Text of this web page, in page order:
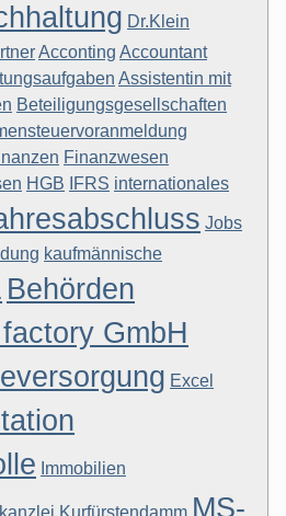
Dr.Klein
Acconting Accountant
Assistentin mit
Beteiligungsgesellschaften
Finanzwesen
HGB IFRS internationales
Jobs
kaufmännische
Behörden
GmbH
Excel
Immobilien
Kurfürstendamm MS-